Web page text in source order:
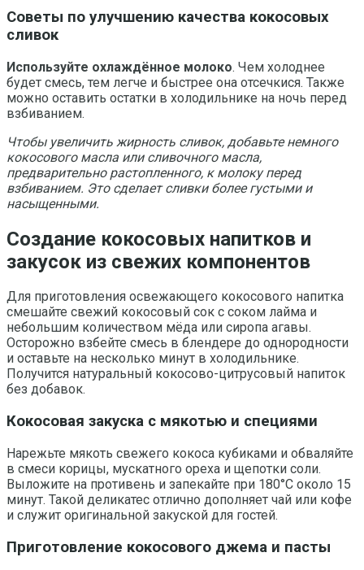
Советы по улучшению качества кокосовых
сливок
Используйте охлаждённое молоко. Чем холоднее
будет смесь, тем легче и быстрее она отсечкися. Также
можно оставить остатки в холодильнике на ночь перед
взбиванием.
Чтобы увеличить жирность сливок, добавьте немного
кокосового масла или сливочного масла,
предварительно растопленного, к молоку перед
взбиванием. Это сделает сливки более густыми и
насыщенными.
Создание кокосовых напитков и
закусок из свежих компонентов
Для приготовления освежающего кокосового напитка
смешайте свежий кокосовый сок с соком лайма и
небольшим количеством мёда или сиропа агавы.
Осторожно взбейте смесь в блендере до однородности
и оставьте на несколько минут в холодильнике.
Получится натуральный кокосово-цитрусовый напиток
без добавок.
Кокосовая закуска с мякотью и специями
Нарежьте мякоть свежего кокоса кубиками и обваляйте
в смеси корицы, мускатного ореха и щепотки соли.
Выложите на противень и запекайте при 180°C около 15
минут. Такой деликатес отлично дополняет чай или кофе
и служит оригинальной закуской для гостей.
Приготовление кокосового джема и пасты